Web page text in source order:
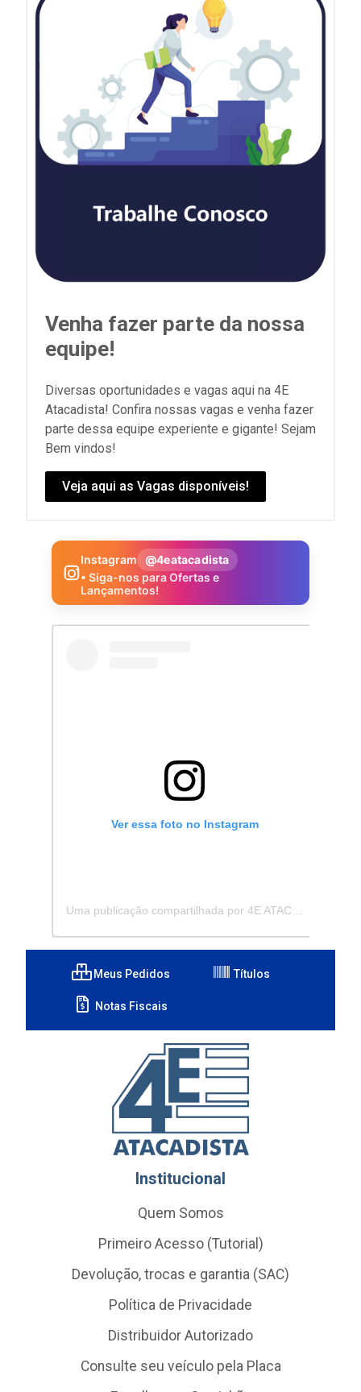
Venha fazer parte da nossa
equipe!
Diversas oportunidades e vagas aqui na 4E
Atacadista! Confira nossas vagas e venha fazer
parte dessa equipe experiente e gigante! Sejam
Bem vindos!
Veja aqui as Vagas disponíveis!
Instagram
@4eatacadista
• Siga-nos para Ofertas e
Lançamentos!
Ver essa foto no Instagram
Meus Pedidos Títulos
Notas Fiscais
Institucional
Quem Somos
Primeiro Acesso (Tutorial)
Devolução, trocas e garantia (SAC)
Política de Privacidade
Distribuidor Autorizado
Consulte seu veículo pela Placa